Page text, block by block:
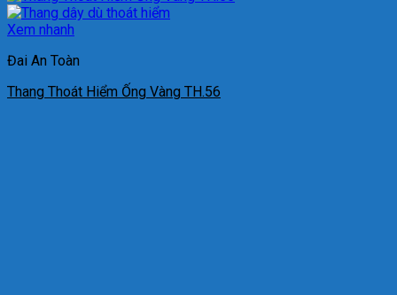
Xem nhanh
Đai An Toàn
Thang Thoát Hiểm Ống Vàng TH.56